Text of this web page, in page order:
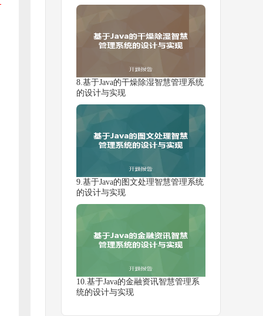
8.基于Java的干燥除湿智慧管理系统
的设计与实现
9.基于Java的图文处理智慧管理系统
的设计与实现
10.基于Java的金融资讯智慧管理系
统的设计与实现